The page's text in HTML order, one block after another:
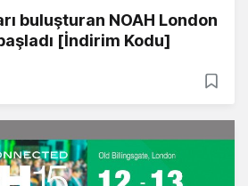
buluşturan NOAH London
[İndirim Kodu]